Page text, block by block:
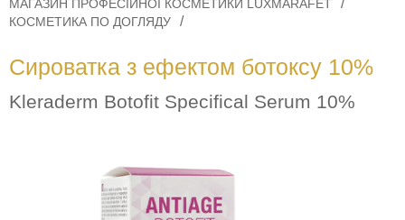
МАГАЗИН ПРОФЕСІЙНОЇ КОСМЕТИКИ LUXMARAFET
КОСМЕТИКА ПО ДОГЛЯДУ
Сироватка з ефектом ботоксу 10%
Kleraderm Botofit Specifical Serum 10%